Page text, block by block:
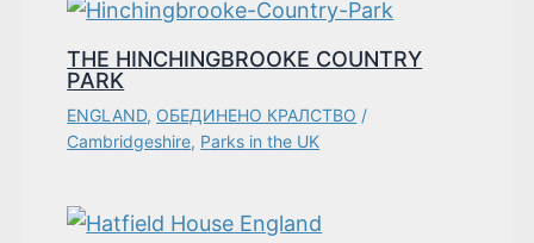
THE HINCHINGBROOKE COUNTRY
PARK
ENGLAND, ОБЕДИНЕНО КРАЛСТВО /
Cambridgeshire, Parks in the UK